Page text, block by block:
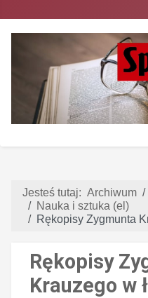
Jesteś tutaj: Archiwum
Nauka i sztuka (el)
Rękopisy Zygmunta
Rękopisy
Krauzego w